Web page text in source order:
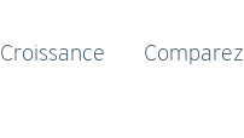
Croissance Comparez